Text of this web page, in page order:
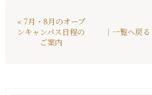
« 7月・8月のオープ
ンキャンパス日程の
ご案内
｜一覧へ戻る